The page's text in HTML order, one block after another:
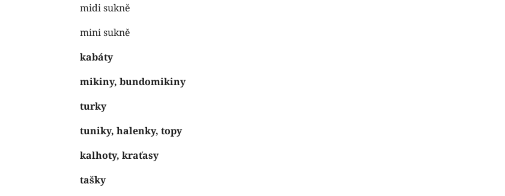
midi sukně
mini sukně
kabáty
mikiny, bundomikiny
turky
tuniky, halenky, topy
kalhoty, kraťasy
tašky